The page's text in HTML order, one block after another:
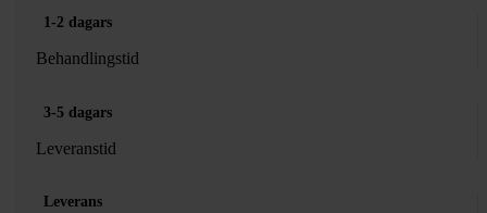
1-2 dagars
Behandlingstid
3-5 dagars
Leveranstid
Leverans